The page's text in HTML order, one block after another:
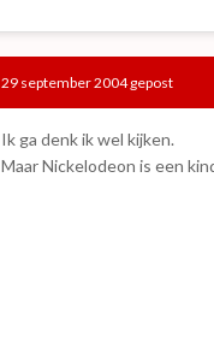
29 september 2004gepost
Ik ga denk ik wel kijken.
Maar Nickelodeon is een